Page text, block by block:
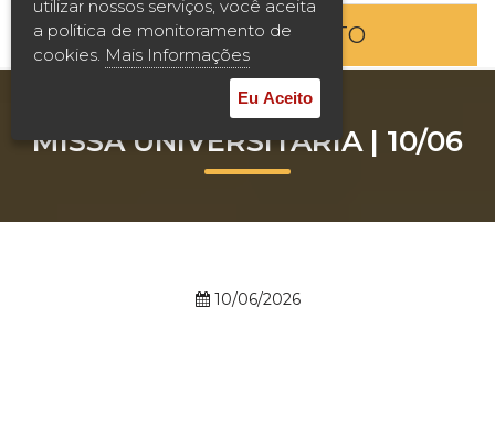
2ª Graduação
Transferência
Reingresso
ENTRE EM CONTATO
MISSA UNIVERSITÁRIA | 10/06
10/06/2026
utilizar nossos serviços, você aceita
a política de monitoramento de
cookies. Mais Informações
Eu Aceito